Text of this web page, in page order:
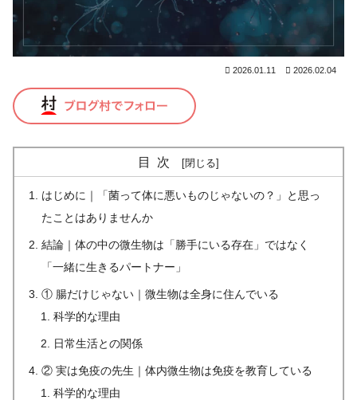
2026.01.11 2026.02.04
目次
はじめに｜「菌って体に悪いものじゃないの？」と思っ
たことはありませんか
結論｜体の中の微生物は「勝手にいる存在」ではなく
「一緒に生きるパートナー」
① 腸だけじゃない｜微生物は全身に住んでいる
科学的な理由
日常生活との関係
② 実は免疫の先生｜体内微生物は免疫を教育している
科学的な理由